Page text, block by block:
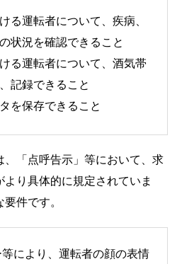
る運転者について、疾病、
状況を確認できること
る運転者について、酒気帯
記録できること
を保存できること
、「点呼告示」等において、求
り具体的に規定されていま
件です。
により、運転者の顔の表情